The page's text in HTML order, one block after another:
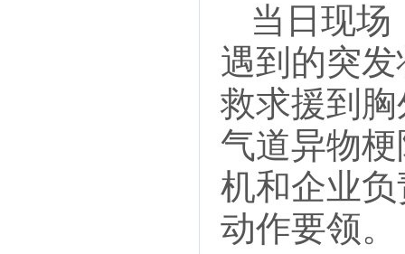
当日现场
遇到的突
救求援到
气道异物
机和企业
动作要领。